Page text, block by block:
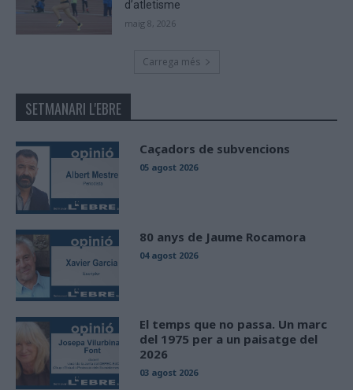
d’atletisme
maig 8, 2026
Carrega més
SETMANARI L'EBRE
Caçadors de subvencions
05 agost 2026
80 anys de Jaume Rocamora
04 agost 2026
El temps que no passa. Un marc
del 1975 per a un paisatge del
2026
03 agost 2026